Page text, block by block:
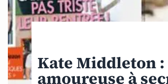
Kate Middleton :
amoureuse à